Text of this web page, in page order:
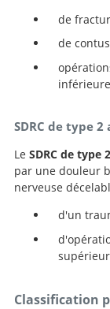
de
de
SDRC de type
Le SDRC de type 2
par une douleur
nerveuse
d'un
Classification